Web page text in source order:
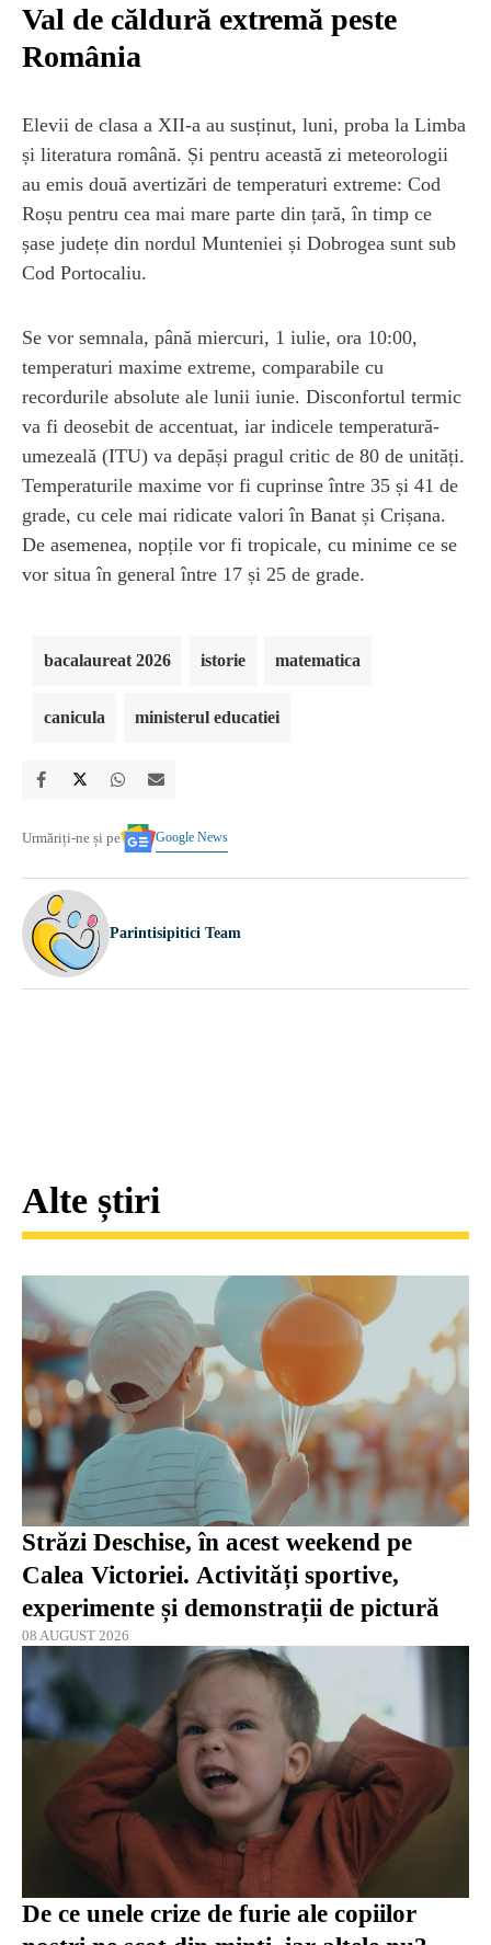
Val de căldură extremă peste
România
Elevii de clasa a XII-a au susținut, luni, proba la Limba
și literatura română. Și pentru această zi meteorologii
au emis două avertizări de temperaturi extreme: Cod
Roșu pentru cea mai mare parte din țară, în timp ce
șase județe din nordul Munteniei și Dobrogea sunt sub
Cod Portocaliu.
Se vor semnala, până miercuri, 1 iulie, ora 10:00,
temperaturi maxime extreme, comparabile cu
recordurile absolute ale lunii iunie. Disconfortul termic
va fi deosebit de accentuat, iar indicele temperatură-
umezeală (ITU) va depăși pragul critic de 80 de unități.
Temperaturile maxime vor fi cuprinse între 35 și 41 de
grade, cu cele mai ridicate valori în Banat și Crișana.
De asemenea, nopțile vor fi tropicale, cu minime ce se
vor situa în general între 17 și 25 de grade.
bacalaureat 2026 istorie matematica
canicula ministerul educatiei
Urmăriți-ne și pe Google News
Parintisipitici Team
Alte știri
Străzi Deschise, în acest weekend pe
Calea Victoriei. Activități sportive,
experimente și demonstrații de pictură
08 AUGUST 2026
De ce unele crize de furie ale copiilor